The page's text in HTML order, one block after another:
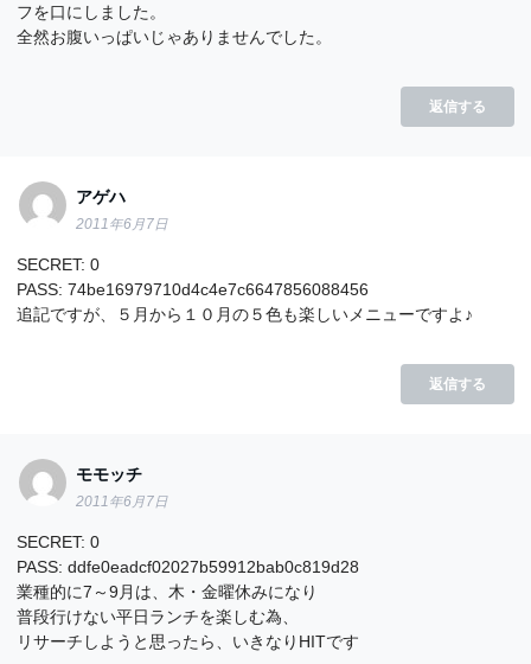
フを口にしました。
全然お腹いっぱいじゃありませんでした。
返信する
アゲハ
2011年6月7日
SECRET: 0
PASS: 74be16979710d4c4e7c6647856088456
追記ですが、５月から１０月の５色も楽しいメニューですよ♪
返信する
モモッチ
2011年6月7日
SECRET: 0
PASS: ddfe0eadcf02027b59912bab0c819d28
業種的に7～9月は、木・金曜休みになり
普段行けない平日ランチを楽しむ為、
リサーチしようと思ったら、いきなりHITです